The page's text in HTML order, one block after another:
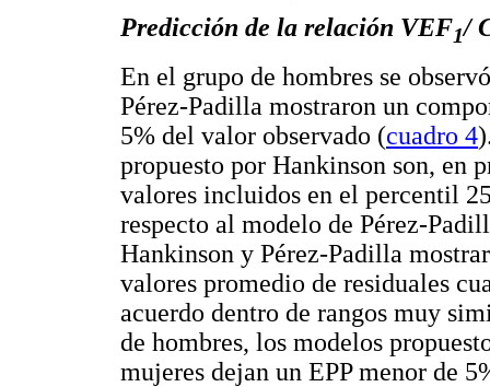
Predicción de la relación VEF1/
En el grupo de hombres se
Pérez-Padilla mostraron un
5% del valor observado (cuadro 4
propuesto por Hankinson son, en
valores incluidos en el percentil
respecto al modelo de Pérez-
Hankinson y Pérez-Padilla
valores promedio de residuales
acuerdo dentro de rangos muy
de hombres, los modelos
mujeres dejan un EPP menor de